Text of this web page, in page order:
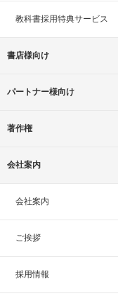
教科書採用特典サービス
書店様向け
パートナー様向け
著作権
会社案内
会社案内
ご挨拶
採用情報